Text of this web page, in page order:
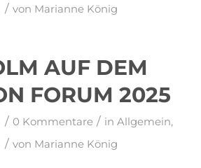
/ von Marianne König
AUF DEM
FORUM 2025
/ 0 Kommentare / inAllgemein,
/ von Marianne König